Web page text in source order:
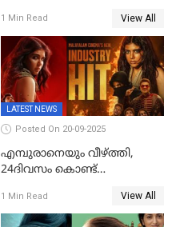
അഭിനന്ദിച്ച് പ്രധാനമന്ത്രി
1 Min Read View All
LATEST NEWS
Posted On 20-09-2025
എമ്പുരാനെയും വീഴ്ത്തി,
24ദിവസം കൊണ്ട്
ഇൻഡസ്ട്രി ഹിറ്റ്;
റെക്കോർഡുമായി ലോക
1 Min Read View All